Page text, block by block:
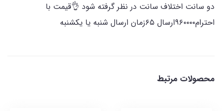
دو سانت اختلاف سانت در نظر گرفته شود 👌قیمت با
احترام۹۶۰۰۰۰ارسال ۶۵زمان ارسال شنبه یا یکشنبه
محصولات مرتبط